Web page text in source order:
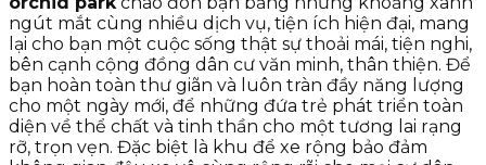
ngút mắt cùng nhiều dịch vụ, tiện ích hiện đại, mang
lại cho bạn một cuộc sống thật sự thoải mái, tiện nghi,
bên cạnh cộng đồng dân cư văn minh, thân thiện. Để
bạn hoàn toàn thư giãn và luôn tràn đầy năng lượng
cho một ngày mới, để những đứa trẻ phát triển toàn
diện về thể chất và tinh thần cho một tương lai rạng
rỡ, trọn vẹn. Đặc biệt là khu để xe rộng bảo đảm